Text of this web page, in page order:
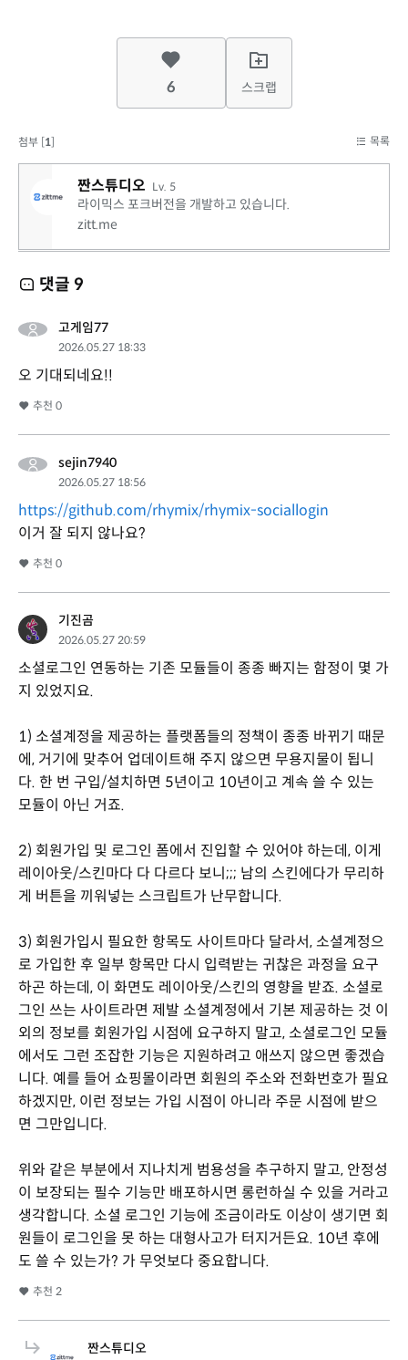
6 스크랩
첨부 [1] 목록
짠스튜디오 Lv. 5
라이믹스 포크버전을 개발하고 있습니다.
zitt.me
댓글 9
고게임77
2026.05.27 18:33
오 기대되네요!!
추천 0
sejin7940
2026.05.27 18:56
https://github.com/rhymix/rhymix-sociallogin
이거 잘 되지 않나요?
추천 0
기진곰
2026.05.27 20:59
소셜로그인 연동하는 기존 모듈들이 종종 빠지는 함정이 몇 가
지 있었지요.
1) 소셜계정을 제공하는 플랫폼들의 정책이 종종 바뀌기 때문
에, 거기에 맞추어 업데이트해 주지 않으면 무용지물이 됩니
다. 한 번 구입/설치하면 5년이고 10년이고 계속 쓸 수 있는
모듈이 아닌 거죠.
2) 회원가입 및 로그인 폼에서 진입할 수 있어야 하는데, 이게
레이아웃/스킨마다 다 다르다 보니;;; 남의 스킨에다가 무리하
게 버튼을 끼워넣는 스크립트가 난무합니다.
3) 회원가입시 필요한 항목도 사이트마다 달라서, 소셜계정으
로 가입한 후 일부 항목만 다시 입력받는 귀찮은 과정을 요구
하곤 하는데, 이 화면도 레이아웃/스킨의 영향을 받죠. 소셜로
그인 쓰는 사이트라면 제발 소셜계정에서 기본 제공하는 것 이
외의 정보를 회원가입 시점에 요구하지 말고, 소셜로그인 모듈
에서도 그런 조잡한 기능은 지원하려고 애쓰지 않으면 좋겠습
니다. 예를 들어 쇼핑몰이라면 회원의 주소와 전화번호가 필요
하겠지만, 이런 정보는 가입 시점이 아니라 주문 시점에 받으
면 그만입니다.
위와 같은 부분에서 지나치게 범용성을 추구하지 말고, 안정성
이 보장되는 필수 기능만 배포하시면 롱런하실 수 있을 거라고
생각합니다. 소셜 로그인 기능에 조금이라도 이상이 생기면 회
원들이 로그인을 못 하는 대형사고가 터지거든요. 10년 후에
도 쓸 수 있는가? 가 무엇보다 중요합니다.
추천 2
짠스튜디오